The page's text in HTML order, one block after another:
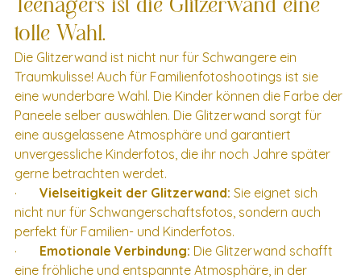
tolle Wahl.
Die Glitzerwand ist nicht nur für Schwangere ein
Traumkulisse! Auch für Familienfotoshootings ist sie
eine wunderbare Wahl. Die Kinder können die Farbe der
Paneele selber auswählen. Die Glitzerwand sorgt für
eine ausgelassene Atmosphäre und garantiert
unvergessliche Kinderfotos, die ihr noch Jahre später
gerne betrachten werdet.
· Vielseitigkeit der Glitzerwand: Sie eignet sich
nicht nur für Schwangerschaftsfotos, sondern auch
perfekt für Familien- und Kinderfotos.
· Emotionale Verbindung: Die Glitzerwand schafft
eine fröhliche und entspannte Atmosphäre, in der